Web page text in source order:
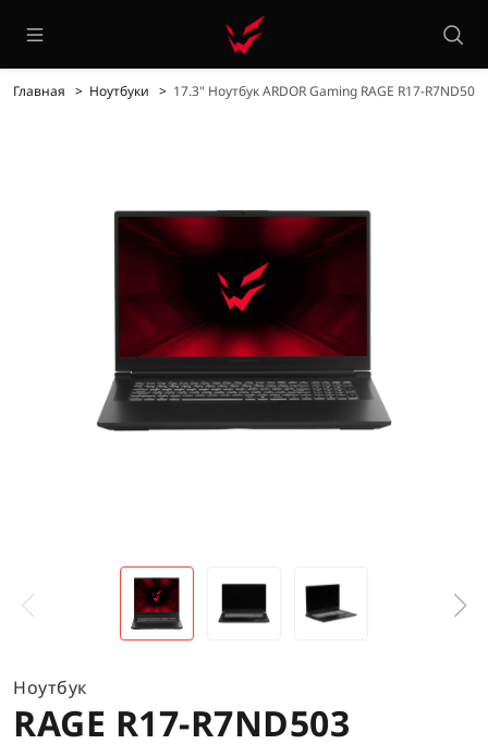
Главная Ноутбуки 17.3" Ноутбук ARDOR Gaming RAGE R17-R7ND503
Ноутбук
RAGE R17-R7ND503